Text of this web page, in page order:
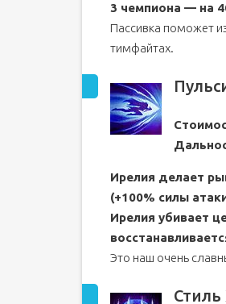
3 чемпиона — на
Пассивка поможет
тимфайтах.
Ирелия делает
(+100% силы
Ирелия убивает
Это наш очень
Стиль